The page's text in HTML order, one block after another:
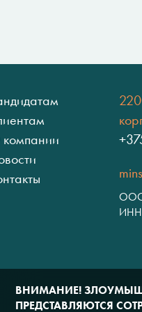
ООО
ИНН
ВНИМАНИЕ!
ПРЕДСТАВЛЯЮТСЯ